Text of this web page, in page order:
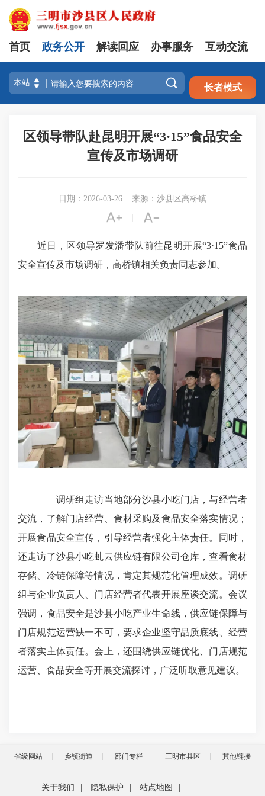
注册 登录
首页 政务公开 解读回应 办事服务 互动交流
 长者模式
区领导带队赴昆明开展“3·15”食品安全
宣传及市场调研
日期：2026-03-26 来源：沙县区高桥镇
 
近日，区领导罗发潘带队前往昆明开展“3·15”食品
安全宣传及市场调研，高桥镇相关负责同志参加。
调研组走访当地部分沙县小吃门店，与经营者
交流，了解门店经营、食材采购及食品安全落实情况；
开展食品安全宣传，引导经营者强化主体责任。同时，
还走访了沙县小吃虬云供应链有限公司仓库，查看食材
存储、冷链保障等情况，肯定其规范化管理成效。调研
组与企业负责人、门店经营者代表开展座谈交流。会议
强调，食品安全是沙县小吃产业生命线，供应链保障与
门店规范运营缺一不可，要求企业坚守品质底线、经营
者落实主体责任。会上，还围绕供应链优化、门店规范
运营、食品安全等开展交流探讨，广泛听取意见建议。
省级网站 乡镇街道 部门专栏 三明市县区 其他链接
关于我们 | 隐私保护 | 站点地图 |